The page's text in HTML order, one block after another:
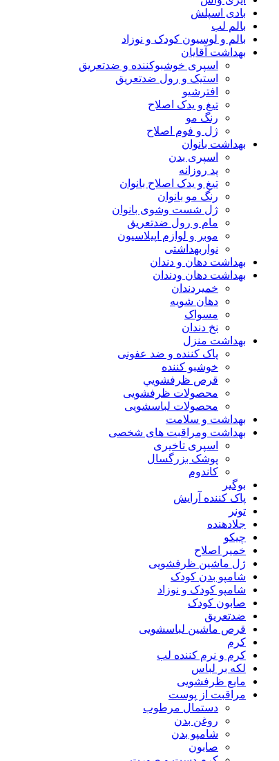
بادی اسپلش
بالم لب
بالم و لوسیون کودک و نوزاد
بهداشت آقایان
اسپری خوشبوکننده و ضدتعریق
استیک و رول ضدتعریق
افترشیو
تیغ و یدک اصلاح
رنگ مو
ژل و فوم اصلاح
بهداشت بانوان
اسپری بدن
پد روزانه
تیغ و یدک اصلاح بانوان
رنگ مو بانوان
ژل شست وشوی بانوان
مام و رول ضدتعریق
موبر و لوازم اپیلاسیون
نواربهداشتی
بهداشت دهان و دندان
بهداشت دهان ودندان
خمیردندان
دهان شویه
مسواک
نخ دندان
بهداشت منزل
پاک کننده و ضد عفونی
خوشبو کننده
قرص ظرفشويي
محصولات ظرفشویی
محصولات لباسشویی
بهداشت و سلامت
بهداشت ومراقبت های شخصی
اسپری تاخیری
پوشک بزرگسال
کاندوم
بوگیر
پاک کننده آرایش
تونر
جلادهنده
چیکو
خمیر اصلاح
ژل ماشین ظرفشویی
شامپو بدن کودک
شامپو کودک و نوزاد
صابون کودک
ضدتعریق
قرص ماشین لباسشویی
کرم
کرم و نرم کننده لب
لکه بر لباس
مایع ظرفشویی
مراقبت از پوست
دستمال مرطوب
روغن بدن
شامپو بدن
صابون